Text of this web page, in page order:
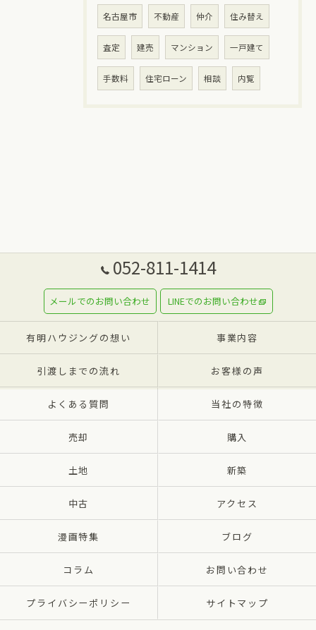
名古屋市 不動産 仲介 住み替え
査定 建売 マンション 一戸建て
手数料 住宅ローン 相談 内覧
052-811-1414
メールでのお問い合わせ LINEでのお問い合わせ
有明ハウジングの想い 事業内容
引渡しまでの流れ お客様の声
よくある質問 当社の特徴
売却 購入
土地 新築
中古 アクセス
漫画特集 ブログ
コラム お問い合わせ
プライバシーポリシー サイトマップ